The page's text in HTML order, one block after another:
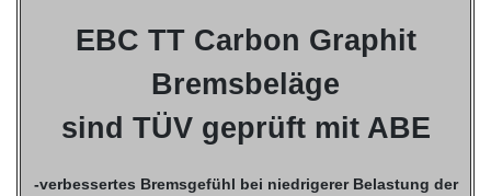
EBC TT Carbon Graphit
Bremsbeläge
sind TÜV geprüft mit ABE
-verbessertes Bremsgefühl bei niedrigerer Belastung der